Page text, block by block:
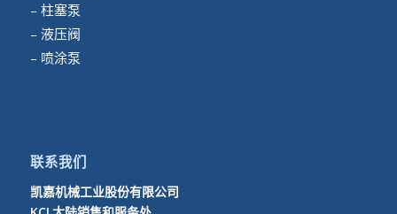
– 柱塞泵
– 液压阀
– 喷涂泵
联系我们
凯嘉机械工业股份有限公司